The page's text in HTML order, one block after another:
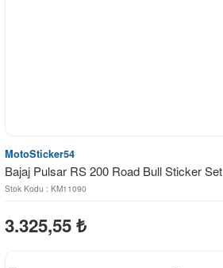
MotoSticker54
Bajaj Pulsar RS 200 Road Bull Sticker Set
Stok Kodu : KM11090
3.325,55 ₺